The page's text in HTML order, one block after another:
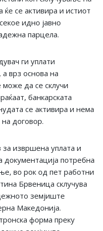
ќе се активира и истиот
идно јавно
парцела.
ги уплати
врз основа на
може да се склучи
банкарската
се активира и нема
договор.
извршена уплата и
документација потребна
во рок од пет работни
Брвеница склучува
земјиште
Македонија.
форма преку